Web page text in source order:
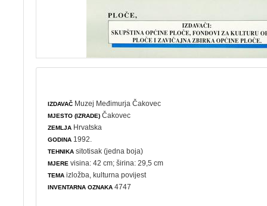
IZDAVAČ Muzej Međimurja Čakovec
MJESTO (IZRADE) Čakovec
ZEMLJA Hrvatska
GODINA 1992.
TEHNIKA sitotisak (jedna boja)
MJERE visina: 42 cm; širina: 29,5 cm
TEMA izložba ,kulturna povijest
INVENTARNA OZNAKA 4747